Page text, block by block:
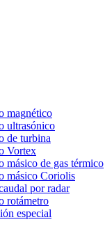
magnético
ultrasónico
de turbina
Vortex
másico de gas térmico
másico Coriolis
por radar
rotámetro
especial